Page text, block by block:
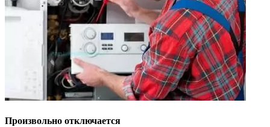
Произвольно отключается